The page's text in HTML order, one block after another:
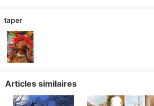
taper
Articles similaires